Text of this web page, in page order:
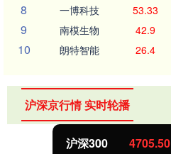
8 一博科技 53.33
9 南模生物 42.9
10 朗特智能 26.4
沪深京行情 实时轮播
沪深300 4705.50